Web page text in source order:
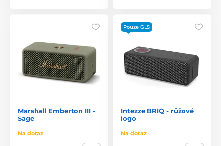
Marshall Emberton III -
Sage
Na dotaz
Pouze GLS
Intezze BRIQ - růžové
logo
Na dotaz